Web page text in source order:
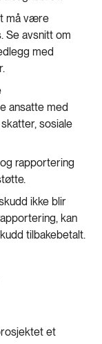
må være
Se avsnitt om
med
ansatte med
sosiale
rapportering
ikke blir
kan
tilbakebetalt.
et